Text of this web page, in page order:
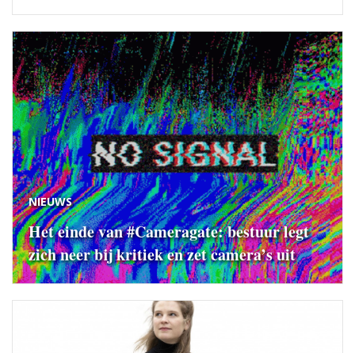
NIEUWS
Het einde van #Cameragate: bestuur legt
zich neer bij kritiek en zet camera’s uit